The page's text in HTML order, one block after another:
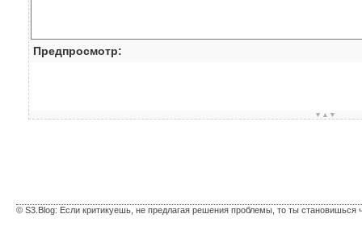
Предпросмотр:
▼▲▼
© S3.Blog: Если критикуешь, не предлагая решения проблемы, то ты становишься